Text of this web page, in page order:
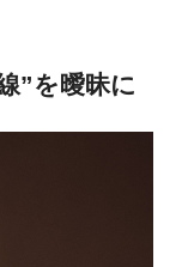
”を曖昧に